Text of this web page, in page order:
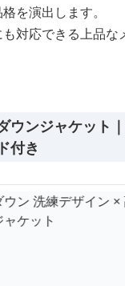
を演出します。
対応できる上品な
ウンジャケット
付き